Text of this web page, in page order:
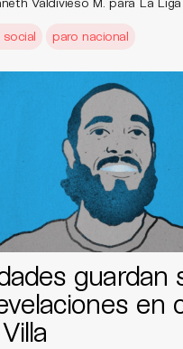
social paro nacional
guardan
en